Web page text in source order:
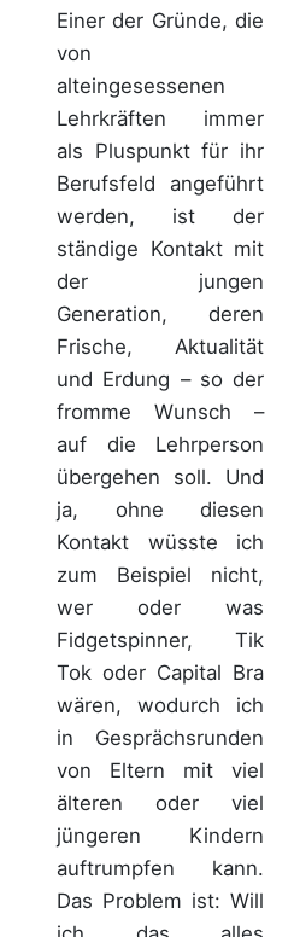
Einer der Gründe, die
von
alteingesessenen
Lehrkräften immer
als Pluspunkt für ihr
Berufsfeld angeführt
werden, ist der
ständige Kontakt mit
der jungen
Generation, deren
Frische, Aktualität
und Erdung – so der
fromme Wunsch –
auf die Lehrperson
übergehen soll. Und
ja, ohne diesen
Kontakt wüsste ich
zum Beispiel nicht,
wer oder was
Fidgetspinner, Tik
Tok oder Capital Bra
wären, wodurch ich
in Gesprächsrunden
von Eltern mit viel
älteren oder viel
jüngeren Kindern
auftrumpfen kann.
Das Problem ist: Will